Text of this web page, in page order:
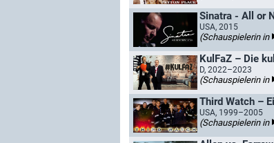
Sinatra - All or
USA, 2015
(Schauspielerin in
KulFaZ – Die
D, 2022–2023
(Schauspielerin in
Third Watch –
USA, 1999–2005
(Schauspielerin in